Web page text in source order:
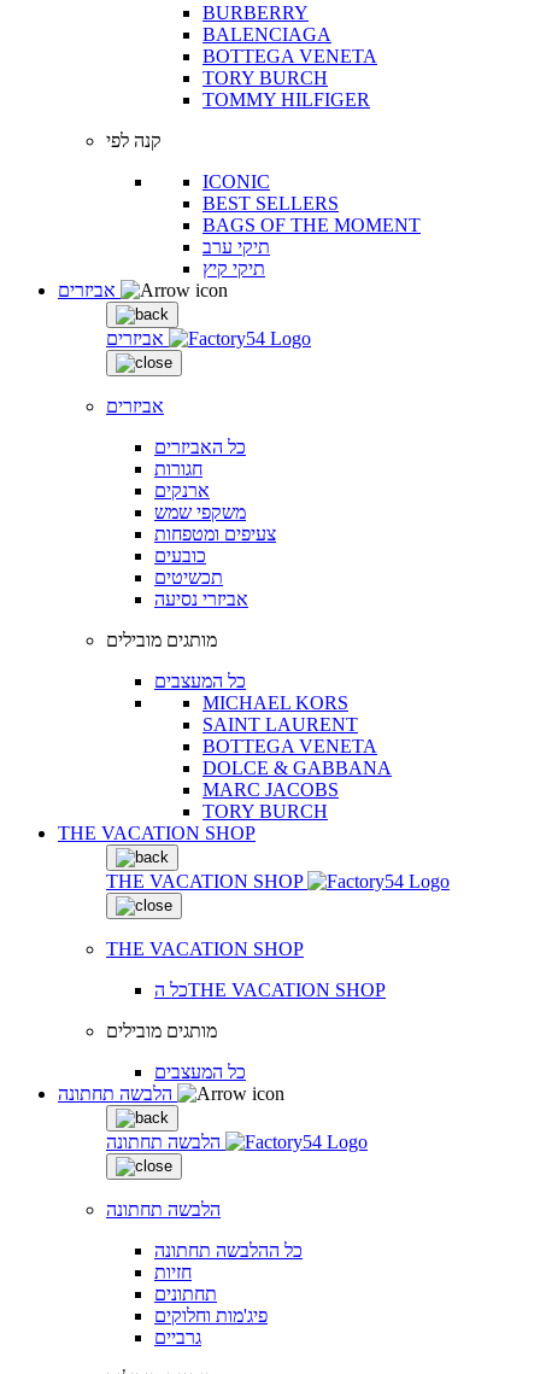
BURBERRY
BALENCIAGA
BOTTEGA VENETA
TORY BURCH
TOMMY HILFIGER
קנה לפי
ICONIC
BEST SELLERS
BAGS OF THE MOMENT
תיקי ערב
תיקי קיץ
אביזרים
אביזרים
כל האביזרים
חגורות
ארנקים
משקפי שמש
צעיפים ומטפחות
כובעים
תכשיטים
אביזרי נסיעה
מותגים מובילים
כל המעצבים
MICHAEL KORS
SAINT LAURENT
BOTTEGA VENETA
DOLCE & GABBANA
MARC JACOBS
TORY BURCH
THE VACATION SHOP
THE VACATION SHOP
THE VACATION SHOP
כל הTHE VACATION SHOP
מותגים מובילים
כל המעצבים
הלבשה תחתונה
הלבשה תחתונה
כל ההלבשה תחתונה
חזיות
תחתונים
פיג'מות וחלוקים
גרביים